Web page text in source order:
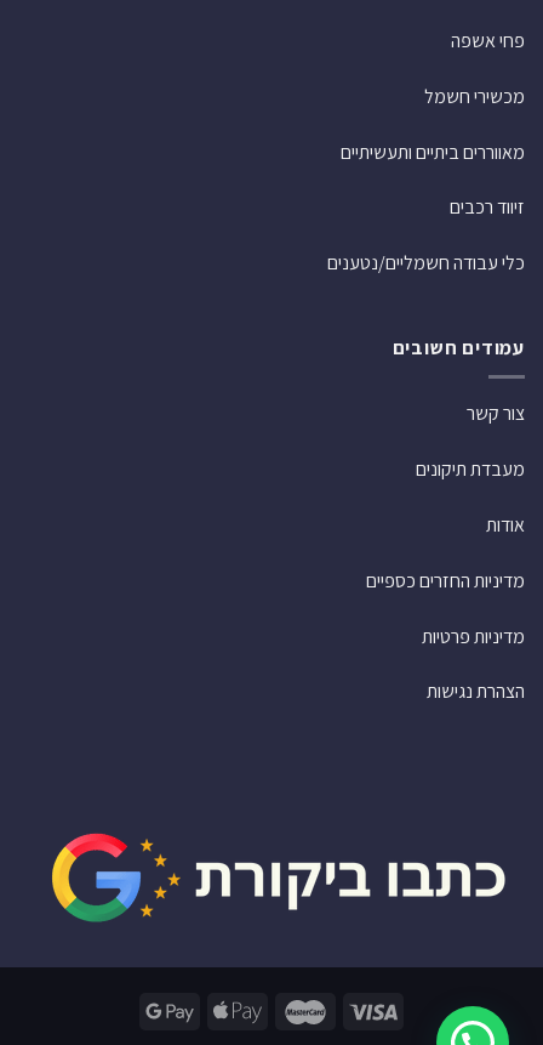
פחי אשפה
מכשירי חשמל
מאווררים ביתיים ותעשיתיים
זיווד רכבים
כלי עבודה חשמליים/נטענים
עמודים חשובים
צור קשר
מעבדת תיקונים
אודות
מדיניות החזרים כספיים
מדיניות פרטיות
הצהרת נגישות